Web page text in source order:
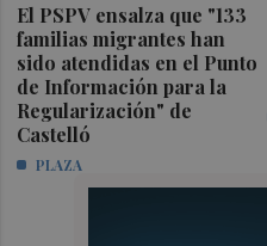
El PSPV ensalza que "133
familias migrantes han
sido atendidas en el Punto
de Información para la
Regularización" de
Castelló
PLAZA